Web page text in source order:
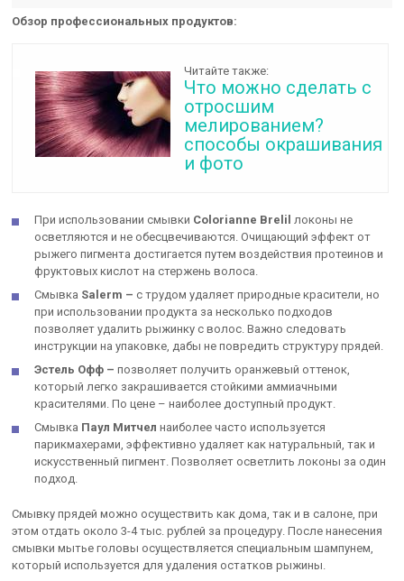
Обзор профессиональных продуктов:
Читайте также:
Что можно сделать с
отросшим
мелированием?
способы окрашивания
и фото
При использовании смывки Colorianne Brelil локоны не
осветляются и не обесцвечиваются. Очищающий эффект от
рыжего пигмента достигается путем воздействия протеинов и
фруктовых кислот на стержень волоса.
Смывка Salerm – с трудом удаляет природные красители, но
при использовании продукта за несколько подходов
позволяет удалить рыжинку с волос. Важно следовать
инструкции на упаковке, дабы не повредить структуру прядей.
Эстель Офф – позволяет получить оранжевый оттенок,
который легко закрашивается стойкими аммиачными
красителями. По цене – наиболее доступный продукт.
Смывка Паул Митчел наиболее часто используется
парикмахерами, эффективно удаляет как натуральный, так и
искусственный пигмент. Позволяет осветлить локоны за один
подход.
Смывку прядей можно осуществить как дома, так и в салоне, при
этом отдать около 3-4 тыс. рублей за процедуру. После нанесения
смывки мытье головы осуществляется специальным шампунем,
который используется для удаления остатков рыжины.